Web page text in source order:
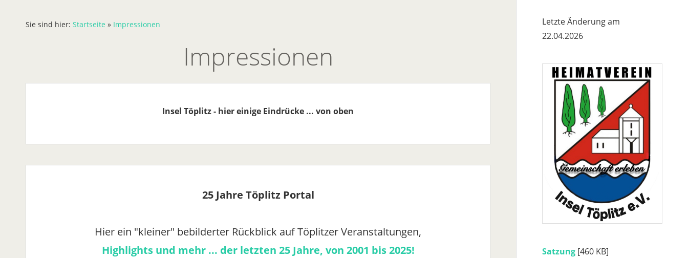
Sie sind hier: Startseite » Impressionen
Impressionen
Insel Töplitz - hier einige Eindrücke ... von oben
25 Jahre Töplitz Portal
Hier ein "kleiner" bebilderter Rückblick auf Töplitzer Veranstaltungen,
Highlights und mehr ... der letzten 25 Jahre, von 2001 bis 2025!
Letzte Änderung am
22.04.2026
Satzung [460 KB]